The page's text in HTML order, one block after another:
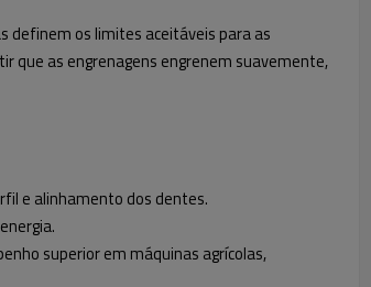
definem os limites aceitáveis para as
que as engrenagens engrenem suavemente,
e alinhamento dos dentes.
superior em máquinas agrícolas,